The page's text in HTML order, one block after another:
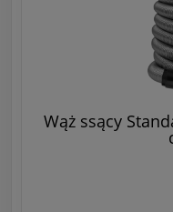
Wąż ssący